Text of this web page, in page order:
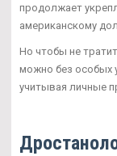
продолжает
американскому
Но чтобы не
можно без особых
учитывая личные